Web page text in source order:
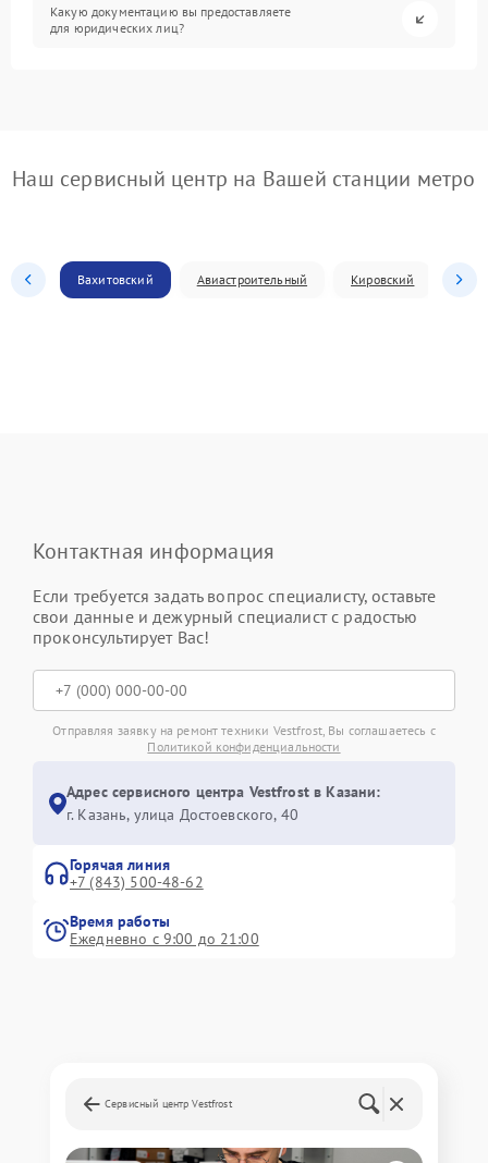
Какую документацию вы предоставляете
для юридических лиц?
Наш сервисный центр на Вашей станции метро
Вахитовский Авиастроительный Кировский
Контактная информация
Если требуется задать вопрос специалисту, оставьте
свои данные и дежурный специалист с радостью
проконсультирует Вас!
Отправляя заявку на ремонт техники Vestfrost, Вы соглашаетесь с
Политикой конфиденциальности
Адрес сервисного центра Vestfrost в Казани:
г. Казань, улица Достоевского, 40
Горячая линия
+7 (843) 500-48-62
Время работы
Ежедневно с 9:00 до 21:00
Сервисный центр Vestfrost